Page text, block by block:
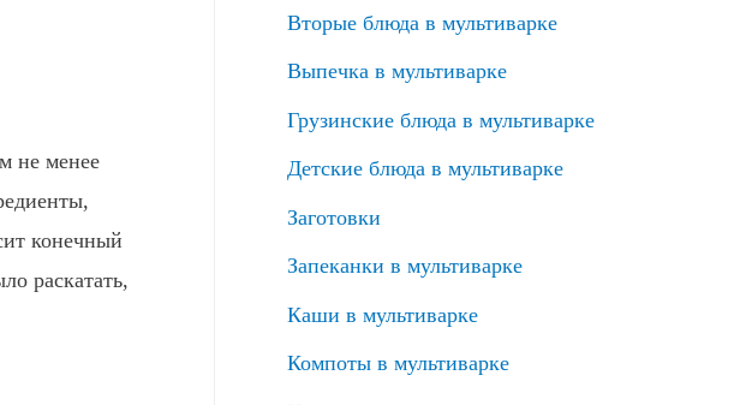
не менее
конечный
раскатать,
Вторые блюда в мультиварке
Выпечка в мультиварке
Грузинские блюда в мультиварке
Детские блюда в мультиварке
Заготовки
Запеканки в мультиварке
Каши в мультиварке
Компоты в мультиварке